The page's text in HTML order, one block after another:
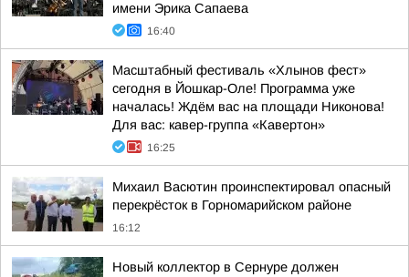
имени Эрика Сапаева
16:40
Масштабный фестиваль «Хлынов фест»
сегодня в Йошкар-Оле! Программа уже
началась! Ждём вас на площади Никонова!
Для вас: кавер-группа «Кавертон»
16:25
Михаил Васютин проинспектировал опасный
перекрёсток в Горномарийском районе
16:12
Новый коллектор в Сернуре должен